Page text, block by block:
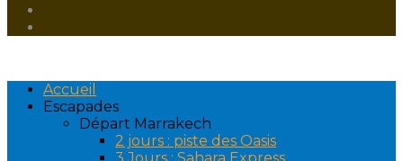
Accueil
Escapades
Départ Marrakech
2 jours : piste des Oasis